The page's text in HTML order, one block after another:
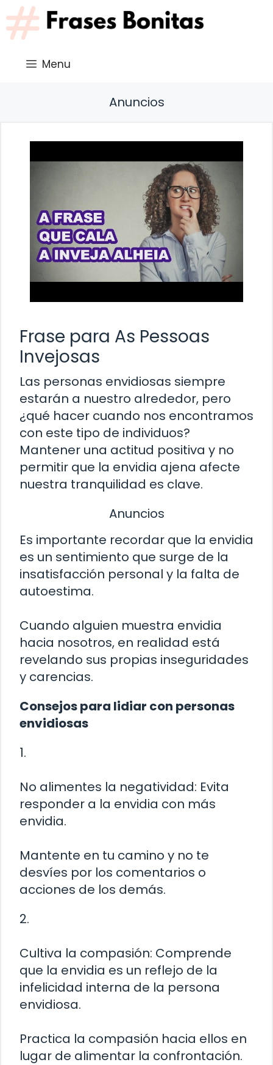
Saltar
al
contenido
Menu
Anuncios
Frase para As Pessoas
Invejosas
Las personas envidiosas siempre
estarán a nuestro alrededor, pero
¿qué hacer cuando nos encontramos
con este tipo de individuos?
Mantener una actitud positiva y no
permitir que la envidia ajena afecte
nuestra tranquilidad es clave.
Anuncios
Es importante recordar que la envidia
es un sentimiento que surge de la
insatisfacción personal y la falta de
autoestima.
Cuando alguien muestra envidia
hacia nosotros, en realidad está
revelando sus propias inseguridades
y carencias.
Consejos para lidiar con personas
envidiosas
1.
No alimentes la negatividad: Evita
responder a la envidia con más
envidia.
Mantente en tu camino y no te
desvíes por los comentarios o
acciones de los demás.
2.
Cultiva la compasión: Comprende
que la envidia es un reflejo de la
infelicidad interna de la persona
envidiosa.
Practica la compasión hacia ellos en
lugar de alimentar la confrontación.